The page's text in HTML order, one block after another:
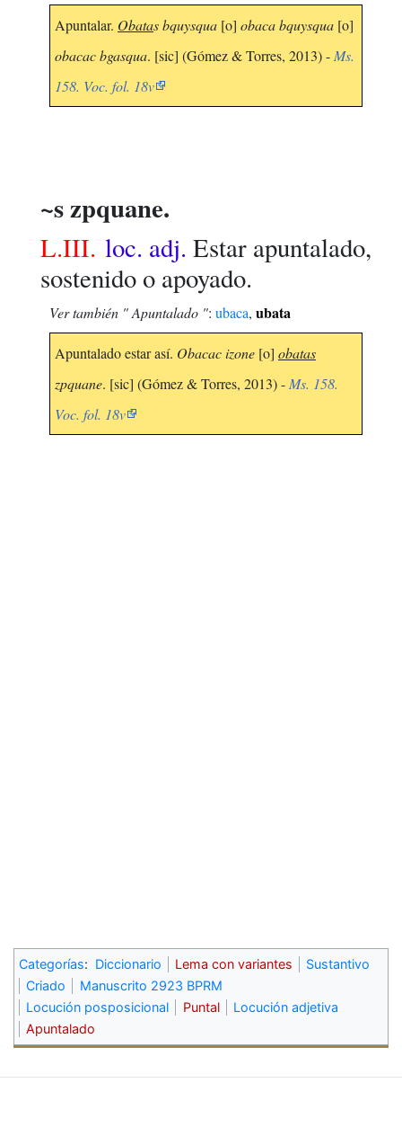
Apuntalar. Obatas bquysqua [o] obaca bquysqua [o]
obacac bgasqua. [sic] (Gómez & Torres, 2013) - Ms.
158. Voc. fol. 18v
~s zpquane.
L.III. loc. adj. Estar apuntalado,
sostenido o apoyado.
Ver también " Apuntalado ": ubaca, ubata
Apuntalado estar así. Obacac izone [o] obatas
zpquane. [sic] (Gómez & Torres, 2013) - Ms. 158.
Voc. fol. 18v
Categorías: Diccionario Lema con variantes
Sustantivo
Criado
Manuscrito 2923 BPRM
Locución posposicional
Puntal
Locución adjetiva
Apuntalado